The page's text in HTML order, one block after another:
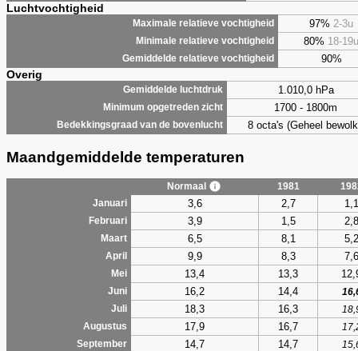
Luchtvochtigheid
Maximale relatieve vochtigheid 97% 2-3u
Minimale relatieve vochtigheid 80% 18-19u
Gemiddelde relatieve vochtigheid 90%
Overig
Gemiddelde luchtdruk 1.010,0 hPa
Minimum opgetreden zicht 1700 - 1800m
Bedekkingsgraad van de bovenlucht 8 octa's (Geheel
Maandgemiddelde temperaturen
Normaal 1981
Januari
3,6 2,7 1,1
Februari 3,9 1,5 2,8
Maart 6,5 8,1 5,2
April 9,9 8,3 7,6
Mei 13,4 13,3
Juni 16,2 14,4
Juli
18,3 16,3
Augustus
17,9 16,7
September
14,7 14,7